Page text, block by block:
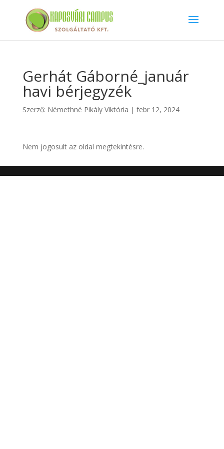
Gerhát Gáborné_január
havi bérjegyzék
Szerző: Némethné Pikály Viktória | febr 12, 2024
Nem jogosult az oldal megtekintésre.